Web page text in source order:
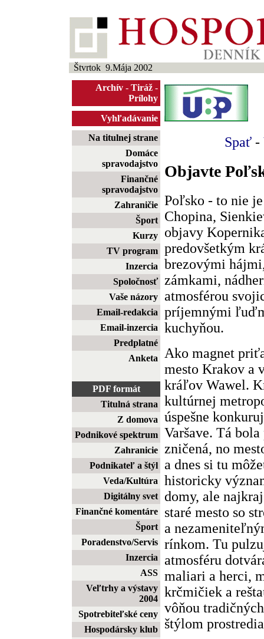
Štvrtok 9.Mája 2002
Archív - Tiráž -
Prílohy
Vyhľadávanie
Na titulnej strane
Domáce
spravodajstvo
Finančné
spravodajstvo
Zahraničie
Šport
Kurzy
TV program
Inzercia
Spoločnosť
Vaše názory
Email-redakcia
Email-inzercia
Predplatné
Anketa
PDF formát
Titulná strana
Z domova
Podnikové spektrum
Zahranicie
Podnikateľ a štýl
Veda/Kultúra
Digitálny svet
Finančné komentáre
Šport
Poradenstvo/Servis
Inzercia
ASS
Veľtrhy a výstavy
2004
Spotrebiteľské ceny
Hospodársky klub
Spať -
Objavte
Poľsko - to nie
Chopina,
objavy
predovšetkým
brezovými
zámkami,
atmosférou
príjemnými
kuchyňou.
Ako magnet
mesto Krakov a
kráľov Wawel.
kultúrnej
úspešne
Varšave. Tá
zničená, no
a dnes si tu
historicky
domy, ale
staré mesto so
a
rínkom. Tu
atmosféru
maliari a herci,
krčmičiek a
vôňou
štýlom